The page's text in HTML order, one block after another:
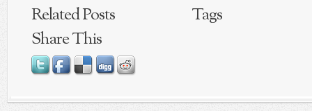
Related Posts
Tags
Share This